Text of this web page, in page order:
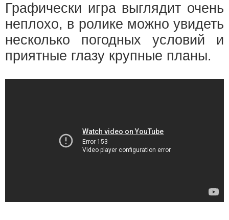
Графически игра выглядит очень
неплохо, в ролике можно увидеть
несколько погодных условий и
приятные глазу крупные планы.